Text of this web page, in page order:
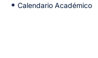
Calendario Académico